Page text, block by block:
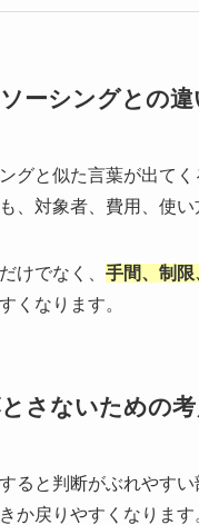
ーシングとの違
グと似た言葉が出て
、対象者、費用、使
けでなく、 手間、制
くなります。
さないための
ると判断がぶれやす
か戻りやすくなります